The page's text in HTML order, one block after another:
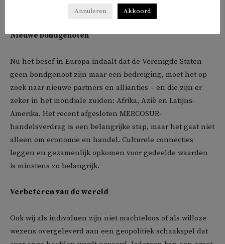
keuzes, en dat (af)wachten geen optie meer is.
Nieuwe bondgenoten
Nu het besef in Europa indaalt dat de Verenigde Staten
geen bondgenoot zijn maar een bedreiging, moet het op
zoek naar nieuwe partners en allianties – en die zijn er
zeker in het mondiale zuiden: Afrika, Azië en Latijns-
Amerika. Het recent afgesloten MERCOSUR-
handelsverdrag is een belangrijke stap, maar het gaat niet
alleen om economie en handel. Culturele connecties
leggen en gezamenlijk opkomen voor gedeelde waarden
is minstens zo belangrijk.
Verbeteren van de wereld
Ook wij als individuen zijn niet machteloos of als willoze
wezens overgeleverd aan een geopolitiek schaakspel dat
Annuleren Akkoord